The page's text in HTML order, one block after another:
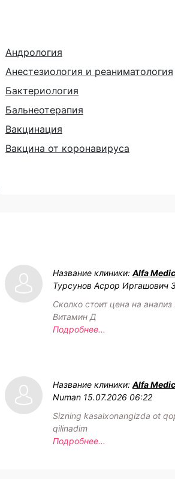
Андрология
Анестезиология и реаниматология
Бактериология
Бальнеотерапия
Вакцинация
Вакцина от коронавируса
Название клиники: Alfa
Турсунов Асрор Иргашович
Сколко стоит цена на
Витамин Д
Подробнее...
Название клиники: Alfa
Numan 15.07.2026 06:22
Sizning kasalxonangizda ot
qilinadim
Подробнее...